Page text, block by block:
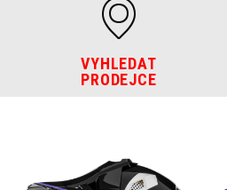
VYHLEDAT
PRODEJCE